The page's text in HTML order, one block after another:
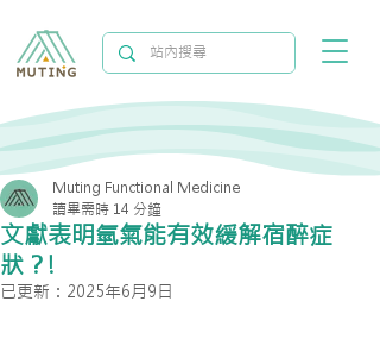
文獻表明氫氣能有效緩解宿醉症
狀？!
Muting Functional Medicine
讀畢需時 14 分鐘
已更新： 2025年6月9日